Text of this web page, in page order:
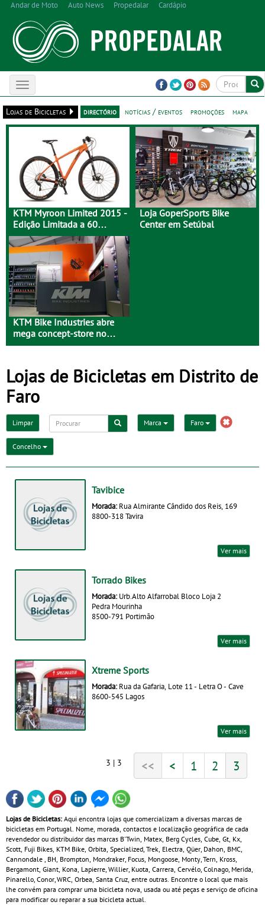
Andar de Moto Auto News Propedalar Cardápio
Toggle
navigation
Lojas de Bicicletas
directório notícias / eventos promoções mapa
KTM Myroon Limited 2015 -
Edição Limitada a 60
Unidades
Loja GoperSports Bike
Center em Setúbal
KTM Bike Industries abre
mega concept-store no
Porto
Lojas de Bicicletas em Distrito de
Faro
Limpar Marca Faro
Concelho
Tavibice
Morada: Rua Almirante Cândido dos Reis, 169
8800-318 Tavira
Ver mais
Torrado Bikes
Morada: Urb.Alto Alfarrobal Bloco Loja 2
Pedra Mourinha
8500-791 Portimão
Ver mais
Xtreme Sports
Morada: Rua da Gafaria, Lote 11 - Letra O - Cave
8600-545 Lagos
Ver mais
3 | 3 << < 1 2 3
Lojas de Bicicletas: Aqui encontra lojas que comercializam a diversas marcas de
bicicletas em Portugal. Nome, morada, contactos e localização geográfica de cada
revendedor ou distribuidor das marcas B'Twin, Matex, Berg Cycles, Cube, Gt, Kx,
Scott, Fuji Bikes, KTM Bike, Orbita, Specialized, Trek, Electra, Qüer, Dahon, BMC,
Cannondale , BH, Brompton, Mondraker, Focus, Mongoose, Monty, Tern, Kross,
Bergamont, Giant, Kona, Lapierre, Willier, Kuota, Carrera, Cervélo, Colnago, Merida,
Pinarello, Conor, WRC, Orbea, Santa Cruz, entre outras. Encontre o local que mais
lhe convém para comprar uma bicicleta nova, usada ou até peças e serviço de oficina
para modificar ou reparar a sua bicicleta actual.